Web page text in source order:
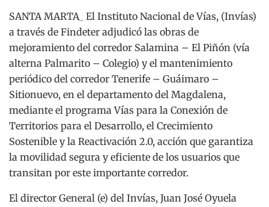
SANTA MARTA_ El Instituto Nacional de Vías, (Invías)
a través de Findeter adjudicó las obras de
mejoramiento del corredor Salamina – El Piñón (vía
alterna Palmarito – Colegio) y el mantenimiento
periódico del corredor Tenerife – Guáimaro –
Sitionuevo, en el departamento del Magdalena,
mediante el programa Vías para la Conexión de
Territorios para el Desarrollo, el Crecimiento
Sostenible y la Reactivación 2.0, acción que garantiza
la movilidad segura y eficiente de los usuarios que
transitan por este importante corredor.
El director General (e) del Invías, Juan José Oyuela